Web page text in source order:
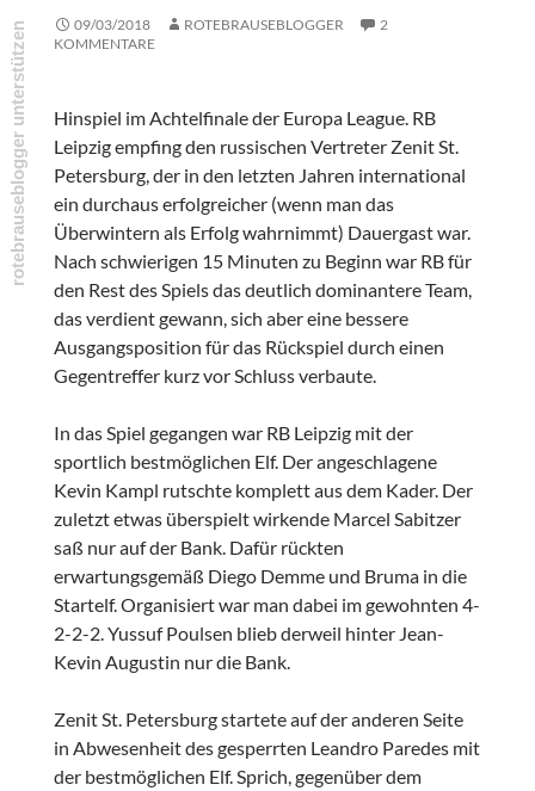
09/03/2018 ROTEBRAUSEBLOGGER
2
KOMMENTARE
Hinspiel im Achtelfinale der Europa League. RB
Leipzig empfing den russischen Vertreter Zenit St.
Petersburg, der in den letzten Jahren international
ein durchaus erfolgreicher (wenn man das
Überwintern als Erfolg wahrnimmt) Dauergast war.
Nach schwierigen 15 Minuten zu Beginn war RB für
den Rest des Spiels das deutlich dominantere Team,
das verdient gewann, sich aber eine bessere
Ausgangsposition für das Rückspiel durch einen
Gegentreffer kurz vor Schluss verbaute.
In das Spiel gegangen war RB Leipzig mit der
sportlich bestmöglichen Elf. Der angeschlagene
Kevin Kampl rutschte komplett aus dem Kader. Der
zuletzt etwas überspielt wirkende Marcel Sabitzer
saß nur auf der Bank. Dafür rückten
erwartungsgemäß Diego Demme und Bruma in die
Startelf. Organisiert war man dabei im gewohnten 4-
2-2-2. Yussuf Poulsen blieb derweil hinter Jean-
Kevin Augustin nur die Bank.
Zenit St. Petersburg startete auf der anderen Seite
in Abwesenheit des gesperrten Leandro Paredes mit
der bestmöglichen Elf. Sprich, gegenüber dem
rotebrauseblogger unterstützen